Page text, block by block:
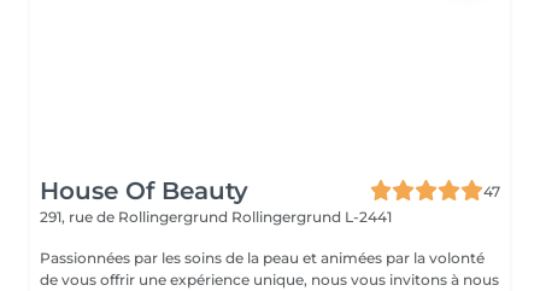
House Of Beauty
47
291, rue de Rollingergrund Rollingergrund L-2441
Passionnées par les soins de la peau et animées par la volonté
de vous offrir une expérience unique, nous vous invitons à nous